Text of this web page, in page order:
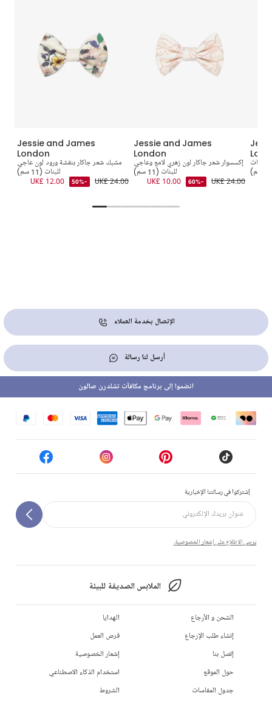
Jessie and James
London
مشبك شعر جاكار بنقشة ورود لون عاجي
للبنات (11 سم)
UK£ 24.00
-50%
UK£ 12.00
Jessie and James
London
إكسسوار شعر جاكار لون زهري لامع وعاجي
للبنات (11 سم)
UK£ 24.00
-60%
UK£ 10.00
للبنات
الإتصال بخدمة العملاء
أرسل لنا رسالة
إشتركوا في رسالتنا الإخبارية
يرجى الاطلاع على إشعار الخصوصية.
الملابس الصديقة للبيئة
انضموا إلى برنامج مكافآت تشلدرن صالون
الشحن و الأرجاع
إنشاء طلب الإرجاع
إتصل بنا
حول الموقع
جدول المقاسات
الهدايا
فرص العمل
إشعار الخصوصية
استخدام الذكاء الاصطناعي
الشروط